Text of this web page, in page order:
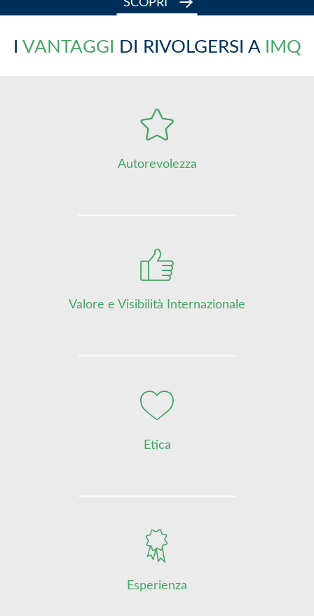
SCOPRI
VANTAGGI DI RIVOLGERSI A IMQ
Autorevolezza
Valore e Visibilità Internazionale
Etica
Esperienza